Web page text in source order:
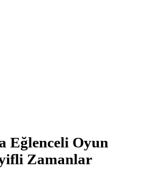
Eğlenceli Oyun
Zamanlar